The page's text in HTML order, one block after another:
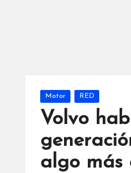
Publicada
en
Motor RED
Volvo
algo más